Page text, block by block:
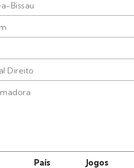
Bissau
Direito
País Jogos